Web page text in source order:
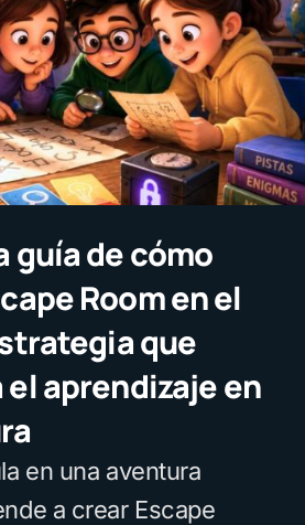
guía de cómo
Room en el
que
aprendizaje en
en una aventura
a crear Escape